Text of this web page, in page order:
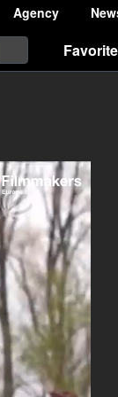
Agency